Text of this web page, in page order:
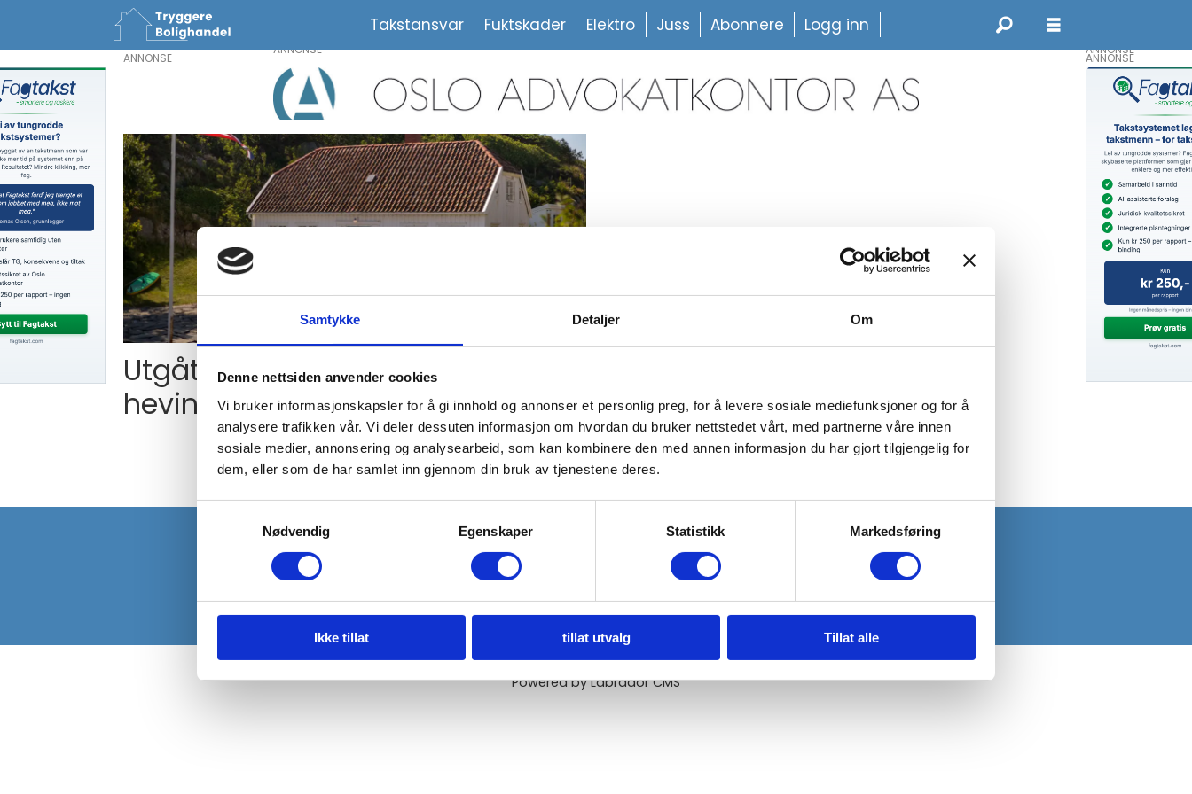
Samtykke Detaljer Om
Denne nettsiden anvender cookies
Vi bruker informasjonskapsler for å gi innhold og annonser et personlig preg, for å levere sosiale mediefunksjoner og for å
analysere trafikken vår. Vi deler dessuten informasjon om hvordan du bruker nettstedet vårt, med partnerne våre innen
sosiale medier, annonsering og analysearbeid, som kan kombinere den med annen informasjon du har gjort tilgjengelig for
dem, eller som de har samlet inn gjennom din bruk av tjenestene deres.
Samtykkevalg
Nødvendig
Egenskaper Statistikk Markedsføring
Ikke tillat tillat utvalg Tillat alle
Takstansvar Fuktskader Elektro Juss Abonnere Logg inn
Tag:
forventet
levetid
ANNONSE
PLUSS
Utgått levetid ingen hinder for
heving
ANNONSE
Ansvarlig redaktør: Helle Hem Solli, e-post
Alt materiale på disse nettsidene er underlagt
opphavsrett. Se vårpersonvernerklæringerog
informasjonskapsler
Vær Varsom-plakatens regler for god
Meld deg på vårt nyhetsbrev
Powered by Labrador CMS